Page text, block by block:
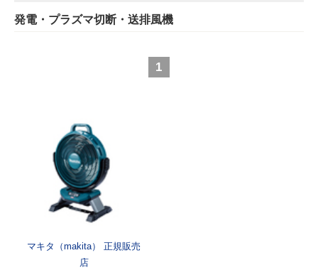
発電・プラズマ切断・送排風機
1
マキタ（makita） 正規販売
店